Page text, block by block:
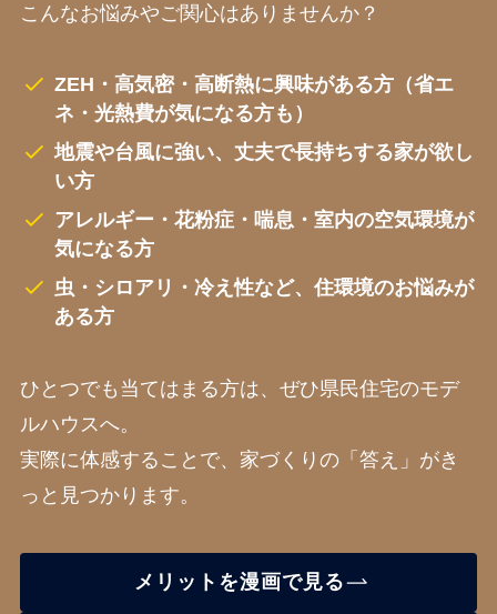
こんなお悩みやご関心はありませんか？
ZEH・高気密・高断熱に興味がある方（省エ
ネ・光熱費が気になる方も）
地震や台風に強い、丈夫で長持ちする家が欲し
い方
アレルギー・花粉症・喘息・室内の空気環境が
気になる方
虫・シロアリ・冷え性など、住環境のお悩みが
ある方
ひとつでも当てはまる方は、ぜひ県民住宅のモデ
ルハウスへ。
実際に体感することで、家づくりの「答え」がき
っと見つかります。
メリットを漫画で見る